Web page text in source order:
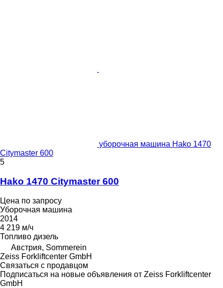
уборочная машина Hako 1470
Citymaster 600
5
Hako 1470 Citymaster 600
Цена по запросу
Уборочная машина
2014
4 219 м/ч
Топливо дизель
Австрия, Sommerein
Zeiss Forkliftcenter GmbH
Связаться с продавцом
Подписаться на новые объявления от Zeiss Forkliftcenter
GmbH